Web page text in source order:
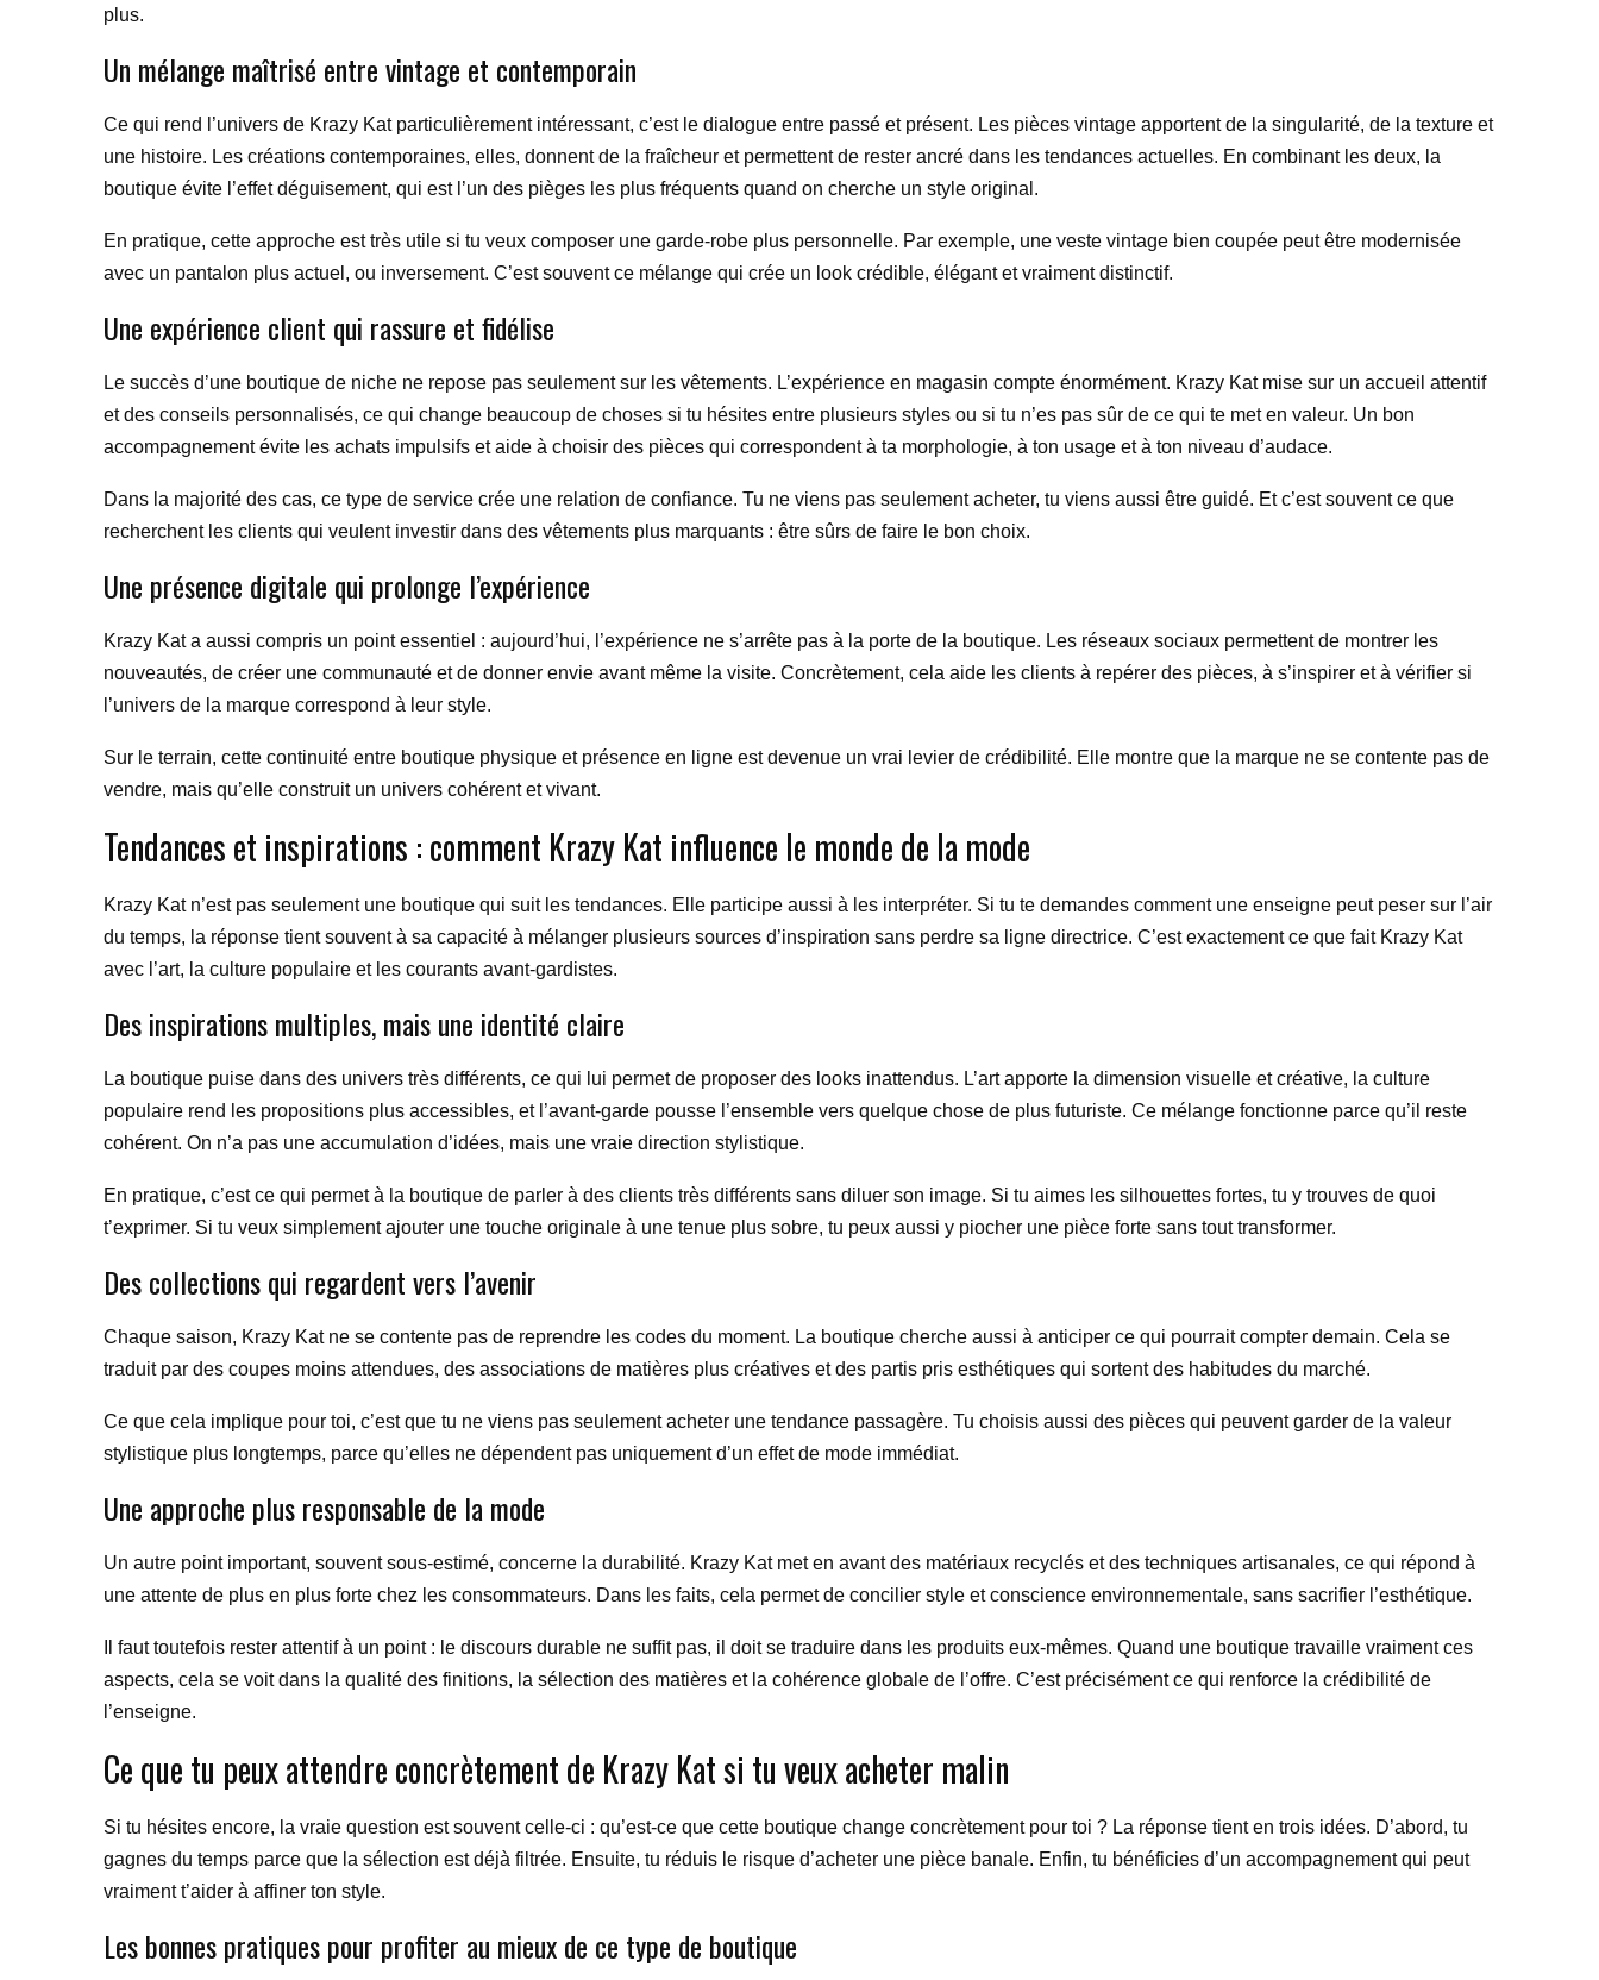
plus.
Un mélange maîtrisé entre vintage et contemporain
Ce qui rend l’univers de Krazy Kat particulièrement intéressant, c’est le dialogue entre passé et présent. Les pièces vintage apportent de la singularité, de la texture et
une histoire. Les créations contemporaines, elles, donnent de la fraîcheur et permettent de rester ancré dans les tendances actuelles. En combinant les deux, la
boutique évite l’effet déguisement, qui est l’un des pièges les plus fréquents quand on cherche un style original.
En pratique, cette approche est très utile si tu veux composer une garde-robe plus personnelle. Par exemple, une veste vintage bien coupée peut être modernisée
avec un pantalon plus actuel, ou inversement. C’est souvent ce mélange qui crée un look crédible, élégant et vraiment distinctif.
Une expérience client qui rassure et fidélise
Le succès d’une boutique de niche ne repose pas seulement sur les vêtements. L’expérience en magasin compte énormément. Krazy Kat mise sur un accueil attentif
et des conseils personnalisés, ce qui change beaucoup de choses si tu hésites entre plusieurs styles ou si tu n’es pas sûr de ce qui te met en valeur. Un bon
accompagnement évite les achats impulsifs et aide à choisir des pièces qui correspondent à ta morphologie, à ton usage et à ton niveau d’audace.
Dans la majorité des cas, ce type de service crée une relation de confiance. Tu ne viens pas seulement acheter, tu viens aussi être guidé. Et c’est souvent ce que
recherchent les clients qui veulent investir dans des vêtements plus marquants : être sûrs de faire le bon choix.
Une présence digitale qui prolonge l’expérience
Krazy Kat a aussi compris un point essentiel : aujourd’hui, l’expérience ne s’arrête pas à la porte de la boutique. Les réseaux sociaux permettent de montrer les
nouveautés, de créer une communauté et de donner envie avant même la visite. Concrètement, cela aide les clients à repérer des pièces, à s’inspirer et à vérifier si
l’univers de la marque correspond à leur style.
Sur le terrain, cette continuité entre boutique physique et présence en ligne est devenue un vrai levier de crédibilité. Elle montre que la marque ne se contente pas de
vendre, mais qu’elle construit un univers cohérent et vivant.
Tendances et inspirations : comment Krazy Kat influence le monde de la mode
Krazy Kat n’est pas seulement une boutique qui suit les tendances. Elle participe aussi à les interpréter. Si tu te demandes comment une enseigne peut peser sur l’air
du temps, la réponse tient souvent à sa capacité à mélanger plusieurs sources d’inspiration sans perdre sa ligne directrice. C’est exactement ce que fait Krazy Kat
avec l’art, la culture populaire et les courants avant-gardistes.
Des inspirations multiples, mais une identité claire
La boutique puise dans des univers très différents, ce qui lui permet de proposer des looks inattendus. L’art apporte la dimension visuelle et créative, la culture
populaire rend les propositions plus accessibles, et l’avant-garde pousse l’ensemble vers quelque chose de plus futuriste. Ce mélange fonctionne parce qu’il reste
cohérent. On n’a pas une accumulation d’idées, mais une vraie direction stylistique.
En pratique, c’est ce qui permet à la boutique de parler à des clients très différents sans diluer son image. Si tu aimes les silhouettes fortes, tu y trouves de quoi
t’exprimer. Si tu veux simplement ajouter une touche originale à une tenue plus sobre, tu peux aussi y piocher une pièce forte sans tout transformer.
Des collections qui regardent vers l’avenir
Chaque saison, Krazy Kat ne se contente pas de reprendre les codes du moment. La boutique cherche aussi à anticiper ce qui pourrait compter demain. Cela se
traduit par des coupes moins attendues, des associations de matières plus créatives et des partis pris esthétiques qui sortent des habitudes du marché.
Ce que cela implique pour toi, c’est que tu ne viens pas seulement acheter une tendance passagère. Tu choisis aussi des pièces qui peuvent garder de la valeur
stylistique plus longtemps, parce qu’elles ne dépendent pas uniquement d’un effet de mode immédiat.
Une approche plus responsable de la mode
Un autre point important, souvent sous-estimé, concerne la durabilité. Krazy Kat met en avant des matériaux recyclés et des techniques artisanales, ce qui répond à
une attente de plus en plus forte chez les consommateurs. Dans les faits, cela permet de concilier style et conscience environnementale, sans sacrifier l’esthétique.
Il faut toutefois rester attentif à un point : le discours durable ne suffit pas, il doit se traduire dans les produits eux-mêmes. Quand une boutique travaille vraiment ces
aspects, cela se voit dans la qualité des finitions, la sélection des matières et la cohérence globale de l’offre. C’est précisément ce qui renforce la crédibilité de
l’enseigne.
Ce que tu peux attendre concrètement de Krazy Kat si tu veux acheter malin
Si tu hésites encore, la vraie question est souvent celle-ci : qu’est-ce que cette boutique change concrètement pour toi ? La réponse tient en trois idées. D’abord, tu
gagnes du temps parce que la sélection est déjà filtrée. Ensuite, tu réduis le risque d’acheter une pièce banale. Enfin, tu bénéficies d’un accompagnement qui peut
vraiment t’aider à affiner ton style.
Les bonnes pratiques pour profiter au mieux de ce type de boutique